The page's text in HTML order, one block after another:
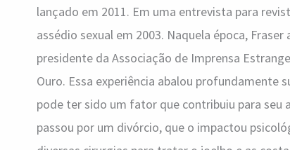
lançado em 2011. Em uma entrevista para
assédio sexual em 2003. Naquela época,
presidente da Associação de Imprensa
Ouro. Essa experiência abalou profundamente
pode ter sido um fator que contribuiu para
passou por um divórcio, que o impactou